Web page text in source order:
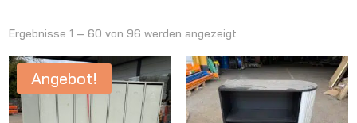
Ergebnisse 1 – 60 von 96 werden angezeigt
Angebot!